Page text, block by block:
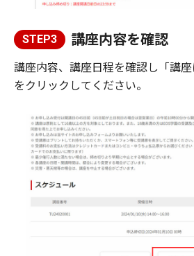
STEP3 講座内容を確認
講座内容、講座日程を確認し「講
をクリックしてください。